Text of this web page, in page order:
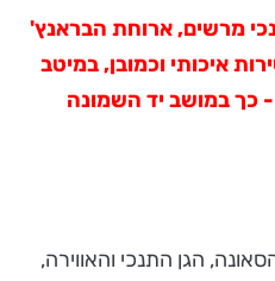
מרשים, ארוחת הבראנץ'
איכותי וכמובן, במיטב
כך במושב יד השמונה
הגן התנכי והאווירה,